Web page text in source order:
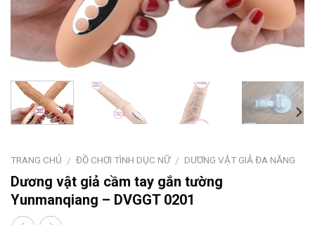
TRANG CHỦ / ĐỒ CHƠI TÌNH DỤC NỮ / DƯƠNG VẬT GIẢ ĐA NĂNG
Dương vật giả cầm tay gắn tường
Yunmanqiang – DVGGT 0201